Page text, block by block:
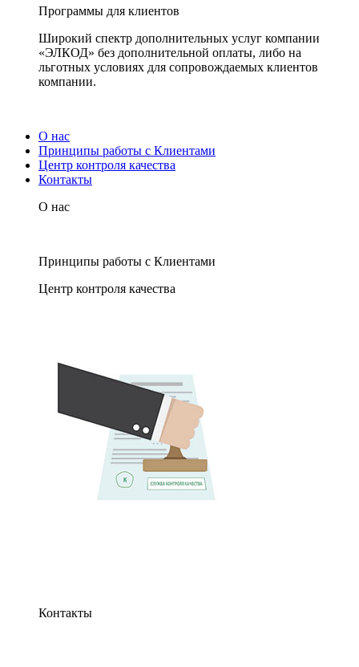
Программы для клиентов
Широкий спектр дополнительных услуг компании
«ЭЛКОД» без дополнительной оплаты, либо на
льготных условиях для сопровождаемых клиентов
компании.
О нас
Принципы работы с Клиентами
Центр контроля качества
Контакты
О нас
Принципы работы с Клиентами
Центр контроля качества
Контакты